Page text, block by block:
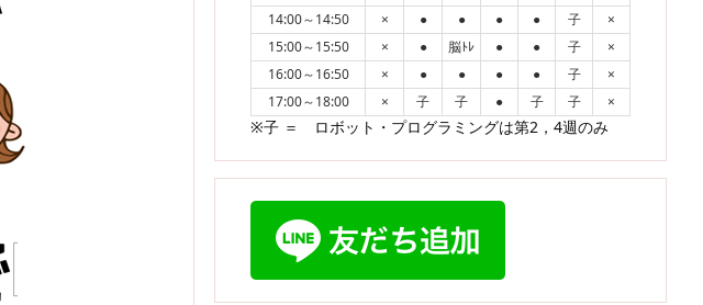
14:00～14:50
× ● ● ● ● 子
×
15:00～15:50
× ● 脳ﾄﾚ ● ● 子
×
16:00～16:50
× ● ● ● ● 子
×
17:00～18:00
× 子 子 ● 子 子 ×
※子 ＝ ロボット・プログラミングは第2，4週のみ